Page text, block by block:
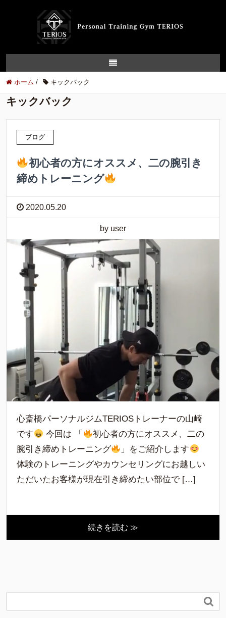
ホーム / キックバック
キックバック
ブログ
初心者の方にオススメ、二の腕引き
締めトレーニング
2020.05.20
by user
心斎橋パーソナルジムTERIOSトレーナーの山崎
です
今回は 「
初心者の方にオススメ、二の
腕引き締めトレーニング
」をご紹介します
体験のトレーニングやカウンセリングにお越しい
ただいたお客様が現在引き締めたい部位で […]
続きを読む ≫
